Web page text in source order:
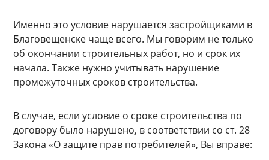
Именно это условие нарушается застройщиками в
Благовещенске чаще всего. Мы говорим не только
об окончании строительных работ, но и срок их
начала. Также нужно учитывать нарушение
промежуточных сроков строительства.
В случае, если условие о сроке строительства по
договору было нарушено, в соответствии со ст. 28
Закона «О защите прав потребителей», Вы вправе: